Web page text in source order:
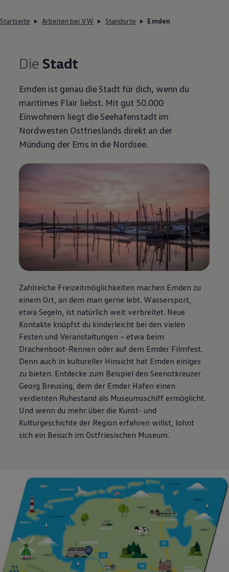
Startseite Arbeiten bei VW Standorte Emden
Die Stadt
Emden ist genau die Stadt für dich, wenn du
maritimes Flair liebst. Mit gut 50.000
Einwohnern liegt die Seehafenstadt im
Nordwesten Ostfrieslands direkt an der
Mündung der Ems in die Nordsee.
Zahlreiche Freizeitmöglichkeiten machen Emden zu
einem Ort, an dem man gerne lebt. Wassersport,
etwa Segeln, ist natürlich weit verbreitet. Neue
Kontakte knüpfst du kinderleicht bei den vielen
Festen und Veranstaltungen – etwa beim
Drachenboot-Rennen oder auf dem Emder Filmfest.
Denn auch in kultureller Hinsicht hat Emden einiges
zu bieten. Entdecke zum Beispiel den Seenotkreuzer
Georg Breusing, dem der Emder Hafen einen
verdienten Ruhestand als Museumsschiff ermöglicht.
Und wenn du mehr über die Kunst- und
Kulturgeschichte der Region erfahren willst, lohnt
sich ein Besuch im Ostfriesischen Museum.